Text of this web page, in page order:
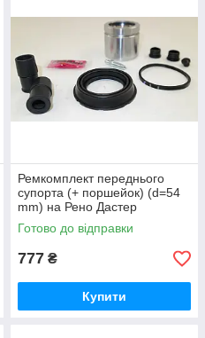
Ремкомплект переднього
супорта (+ поршейок) (d=54
mm) на Рено Дастер
FRENKIT (Іспанія) 254815
Готово до відправки
777 ₴
Купити